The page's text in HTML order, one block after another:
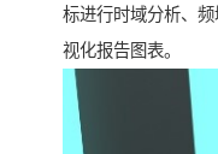
标进行时域分析、
视化报告图表。